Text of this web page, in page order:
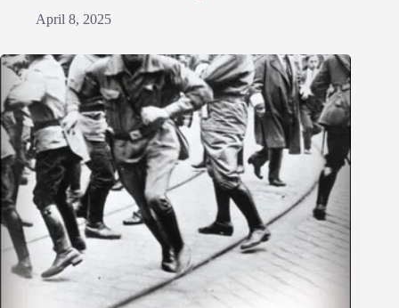
April 8, 2025